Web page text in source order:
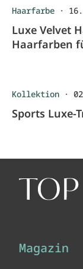
Haarfarbe ·
Luxe Velvet
Haarfarben
Kollektion ·
Sports Luxe-
Magazin